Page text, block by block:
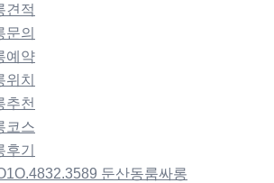
견적
문의
예약
치
추천
코스
기
둔산동룸싸롱